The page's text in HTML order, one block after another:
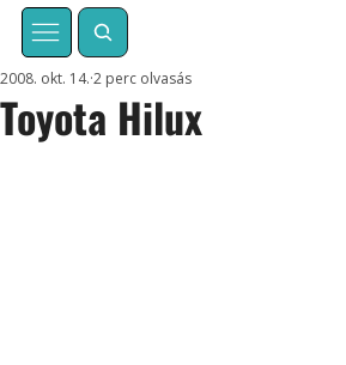
Toyota Hilux
2008. okt. 14. 2 perc olvasás